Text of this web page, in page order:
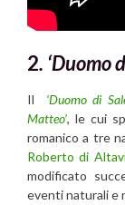
2. ‘Duomo
Il ‘Duomo di
Matteo’, le cui
romanico a tre
Roberto di
modificato
eventi naturali e